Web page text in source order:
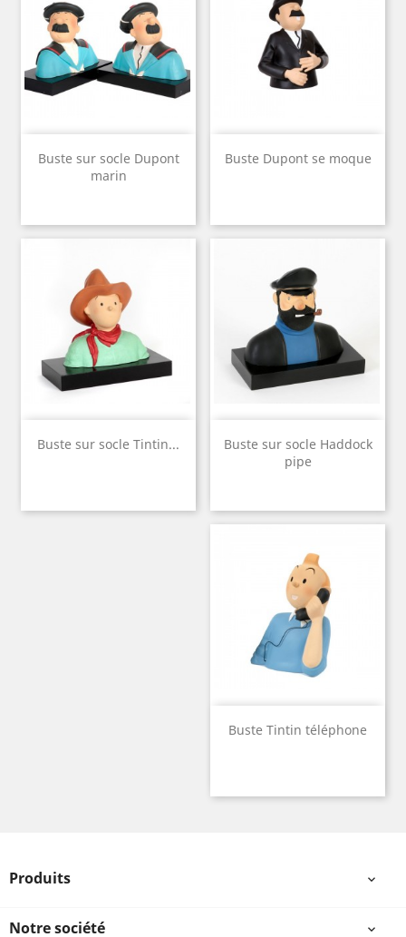
Buste sur socle Dupont
marin
Buste Dupont se moque
Buste sur socle Tintin...
Buste sur socle Haddock
pipe
Buste Tintin téléphone
Produits 
Notre société 